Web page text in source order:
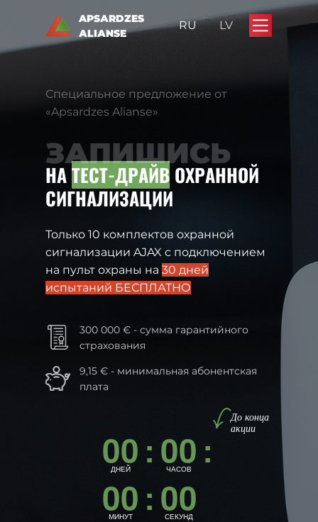
APSАRDZES
АLIАNSE
RU LV
НАТЕСТ-ДРАЙВ ОХРАННОЙ
СИГНАЛИЗАЦИИ
Только 10 комплектов охранной
сигнализации AJAX с подключением
на пульт охраны на 30 дней
испытаний БЕСПЛАТНО
ЗАПИШИСЬ
Специальное предложение от
«Apsardzes Alianse»
9,15 € - минимальная абонентская
плата
300 000 € - сумма гарантийного
страхования
До конца
акции
00:
ДНЕЙ 00:
ЧАСОВ
00:
МИНУТ 00
СЕКУНД